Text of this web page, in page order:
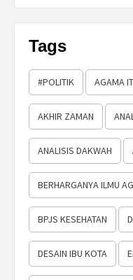
Tags
#POLITIK AGAMA
AKHIR ZAMAN
ANALISIS DAKWAH
BERHARGANYA ILMU
BPJS KESEHATAN
DESAIN IBU KOTA